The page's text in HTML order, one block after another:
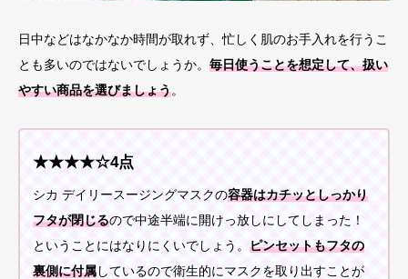
日中などはなかなか時間が取れず、忙しく肌のお手入れを行うこ
とも多いのではないでしょうか。 毎日使うことを想定して、扱い
やすい商品を選びましょう。
★★★★☆4点
シカ デイリースージングマスクの容器はカチッとしっかり
フタが閉じるので中途半端に開けっ放しにしてしまった！
ということにはなりにくいでしょう。 ピンセットもフタの
裏側に付属しているので衛生的にマスクを取り出すことが